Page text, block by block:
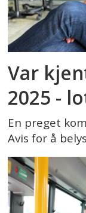
Var
2025 -
En preget
Avis for å